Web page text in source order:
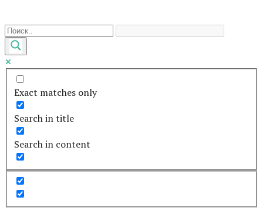
к
контенту
Exact matches only
Search in title
Search in content